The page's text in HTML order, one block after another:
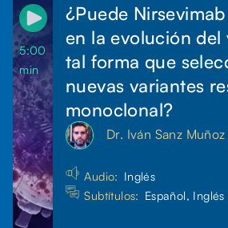
5:00
min
¿Puede
en la evolución del
tal forma que
nuevas variantes
monoclonal?
Dr. Iván Sanz Muñoz
Audio: Inglés
Subtítulos: Español,